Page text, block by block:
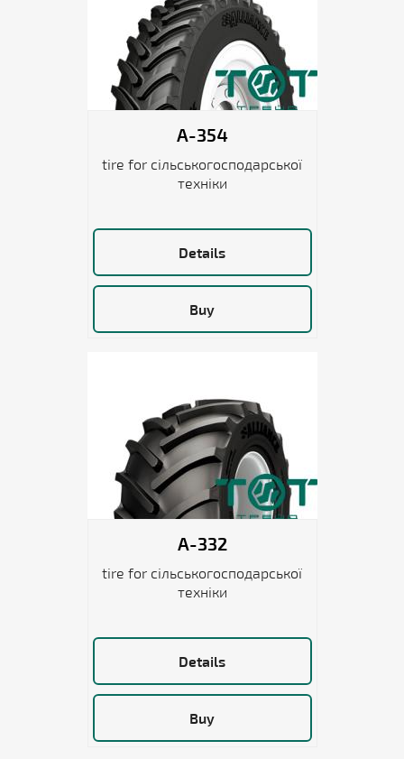
A-354
tire for сільськогосподарської
техніки
Details
Buy
A-332
tire for сільськогосподарської
техніки
Details
Buy